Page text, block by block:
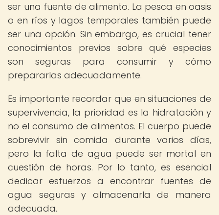
ser una fuente de alimento. La pesca en oasis
o en ríos y lagos temporales también puede
ser una opción. Sin embargo, es crucial tener
conocimientos previos sobre qué especies
son seguras para consumir y cómo
prepararlas adecuadamente.
Es importante recordar que en situaciones de
supervivencia, la prioridad es la hidratación y
no el consumo de alimentos. El cuerpo puede
sobrevivir sin comida durante varios días,
pero la falta de agua puede ser mortal en
cuestión de horas. Por lo tanto, es esencial
dedicar esfuerzos a encontrar fuentes de
agua seguras y almacenarla de manera
adecuada.